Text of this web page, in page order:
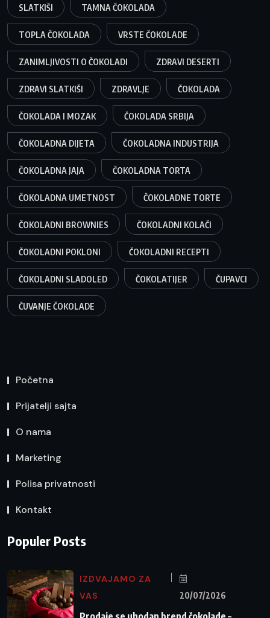
SLATKIŠI TAMNA ČOKOLADA
TOPLA ČOKOLADA VRSTE ČOKOLADE
ZANIMLJIVOSTI O ČOKOLADI ZDRAVI DESERTI
ZDRAVI SLATKIŠI ZDRAVLJE ČOKOLADA
ČOKOLADA I MOZAK ČOKOLADA SRBIJA
ČOKOLADNA DIJETA ČOKOLADNA INDUSTRIJA
ČOKOLADNA JAJA ČOKOLADNA TORTA
ČOKOLADNA UMETNOST ČOKOLADNE TORTE
ČOKOLADNI BROWNIES ČOKOLADNI KOLAČI
ČOKOLADNI POKLONI ČOKOLADNI RECEPTI
ČOKOLADNI SLADOLED ČOKOLATIJER ČUPAVCI
ČUVANJE ČOKOLADE
Početna
Prijatelji sajta
O nama
Marketing
Polisa privatnosti
Kontakt
Populer Posts
IZDVAJAMO ZA
VAS
20/07/2026